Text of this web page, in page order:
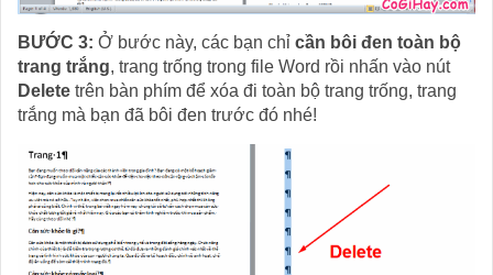
BƯỚC 3: Ở bước này, các bạn chỉ cần bôi đen toàn bộ
trang trắng, trang trống trong file Word rồi nhấn vào nút
Delete trên bàn phím để xóa đi toàn bộ trang trống, trang
trắng mà bạn đã bôi đen trước đó nhé!